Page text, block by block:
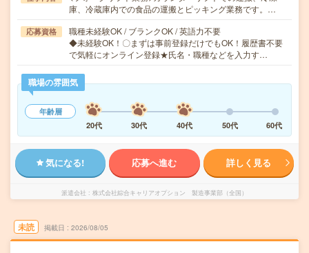
庫、冷蔵庫内での食品の運搬とピッキング業務です。…
応募資格
職種未経験OK / ブランクOK / 英語力不要
◆未経験OK！〇まずは事前登録だけでもOK！履歴書不要
で気軽にオンライン登録★氏名・職種などを入力す…
職場の雰囲気
年齢層
20代
30代 40代 50代 60代
気になる! 応募へ進む 詳しく見る
派遣会社 株式会社綜合キャリアオプション 製造事業部（全国）
未読 掲載日 2026/08/05